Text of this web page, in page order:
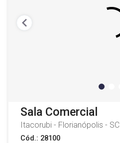
Sala Comercial
Itacorubi - Florianópolis - SC
Cód.: 28100